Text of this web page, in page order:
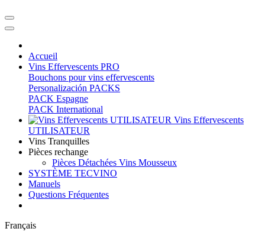
Accueil
Vins Effervescents PRO
Bouchons pour vins effervescents
Personalización PACKS
PACK Espagne
PACK International
Vins Effervescents
UTILISATEUR
Vins Tranquilles
Pièces rechange
Pièces Détachées Vins Mousseux
SYSTÈME TECVINO
Manuels
Questions Fréquentes
Français